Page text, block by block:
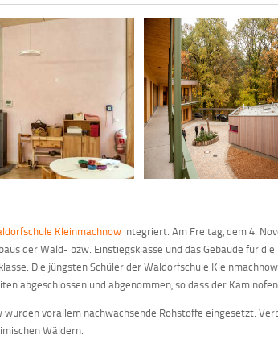
Kleinmachnow integriert. Am Freitag, dem 4.
der Wald- bzw. Einstiegsklasse und das Gebäude für
Die jüngsten Schüler der Waldorfschule
abgeschlossen und abgenommen, so dass der
vorallem nachwachsende Rohstoffe eingesetzt.
Wäldern.